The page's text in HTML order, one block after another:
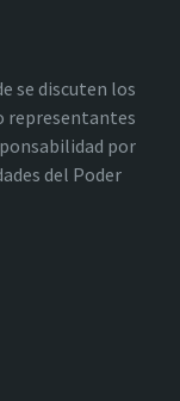
se discuten los
representantes
por
del Poder